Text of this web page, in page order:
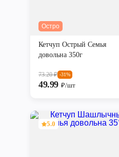
Остро
Кетчуп Острый Семья
довольна 350г
73.20₽ -31%
49.99 ₽/шт
5.0